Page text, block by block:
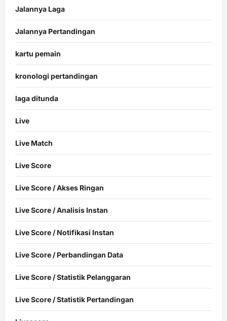
Jalannya Laga
Jalannya Pertandingan
kartu pemain
kronologi pertandingan
laga ditunda
Live
Live Match
Live Score
Live Score / Akses Ringan
Live Score / Analisis Instan
Live Score / Notifikasi Instan
Live Score / Perbandingan Data
Live Score / Statistik Pelanggaran
Live Score / Statistik Pertandingan